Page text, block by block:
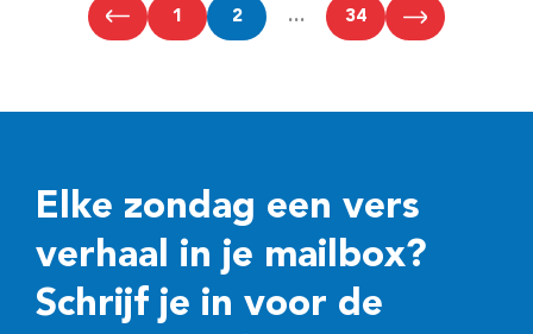
1 2 … 34
Elke zondag een vers
verhaal in je mailbox?
Schrijf je in voor de